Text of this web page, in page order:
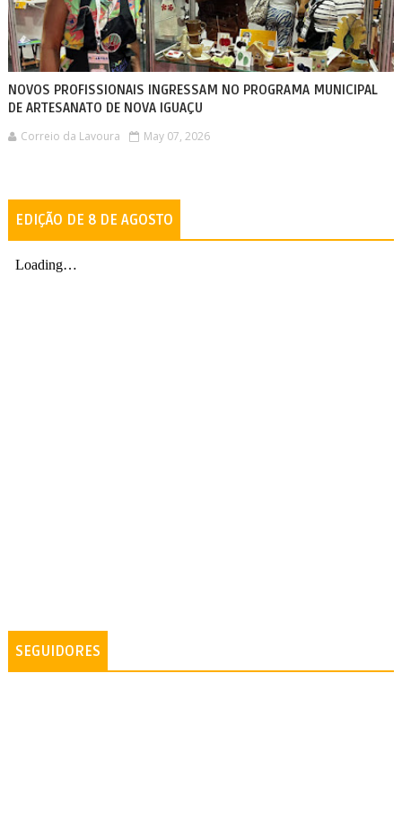
NOVOS PROFISSIONAIS INGRESSAM NO PROGRAMA MUNICIPAL
DE ARTESANATO DE NOVA IGUAÇU
Correio da Lavoura May 07, 2026
EDIÇÃO DE 8 DE AGOSTO
SEGUIDORES